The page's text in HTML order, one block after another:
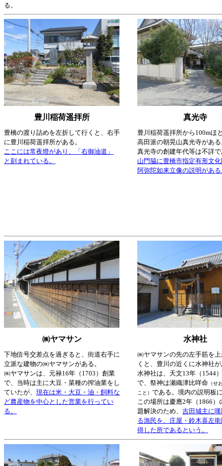
る。
豊川稲荷遥拝所 真光寺
豊橋の渡り詰めを左折して行くと、右手
に豊川稲荷遥拝所がある。
ここには常夜燈があり、「右御油道」
と刻まれている。
豊川稲荷遥拝所から100mほ
高田派の朝晃山真光寺があ
真光寺の創建年代等は不詳
山門脇に豊橋市指定有形文
阿弥陀如来立像の説明があ
㈱ヤマサン 水神社
下地信号交差点を過ぎると、街道右手に
立派な建物の㈱ヤマサンがある。
㈱ヤマサンは、元禄16年（1703）創業
で、当時は主に大豆・菜種の搾油業をし
ていたが、 現在は米・大豆・油・飼料な
ど農産物を中心とした営業を行ってい
る。
㈱ヤマサンの先の左手筋を
くと、豊川の近くに水神社
水神社は、天文13年（1544
で、祭神は瀬織津比咩命 （せ
こと） である。境内の説明板
この場所は慶應2年（1866）
題解決のため、 吉田城主に
る漁民を、庄屋・鈴木喜左
得した所であるという。